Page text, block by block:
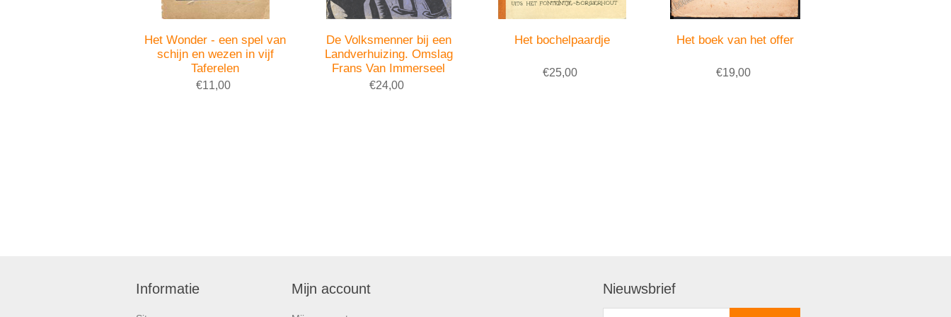
Het Wonder - een spel van
schijn en wezen in vijf
Taferelen
€11,00
De Volksmenner bij een
Landverhuizing. Omslag
Frans Van Immerseel
€24,00
Het bochelpaardje
€25,00
Het boek van het offer
€19,00
Informatie Mijn account Nieuwsbrief